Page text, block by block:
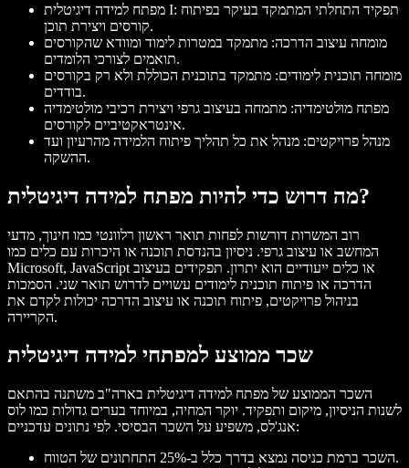
מפתח למידה דיגיטלית I: תפקיד התחלתי המתמקד בעיקר בפיתוח
קורסים ויצירת תוכן.
מומחה עיצוב הדרכה: מתמקד במטרות לימוד ומוודא שהקורסים
תואמים לצורכי הלומדים.
מומחה תוכנית לימודים: מתמקד בתוכנית הכוללת ולא רק בקורסים
בודדים.
מפתח מולטימדיה: מתמחה בעיצוב גרפי ויצירת רכיבי מולטימדיה
אינטראקטיביים לקורסים.
מנהל פרויקטים: מנהל את כל תהליך פיתוח הלמידה מהרעיון ועד
ההשקה.
מה דרוש כדי להיות מפתח למידה דיגיטלית?
רוב המשרות דורשות לפחות תואר ראשון רלוונטי כמו חינוך, מדעי
המחשב או עיצוב גרפי. ניסיון בהנדסת תוכנה או היכרות עם כלים כמו
Microsoft, JavaScript או כלים ייעודיים הוא יתרון. תפקידים בעיצוב
הדרכה או פיתוח תוכנית לימודים עשויים לדרוש תואר שני. הסמכות
בניהול פרויקטים, פיתוח תוכנה או עיצוב הדרכה יכולות לקדם את
הקריירה.
שכר ממוצע למפתחי למידה דיגיטלית
השכר הממוצע של מפתח למידה דיגיטלית בארה"ב משתנה בהתאם
לשנות הניסיון, מיקום ותפקיד. יוקר המחיה, במיוחד בערים גדולות כמו לוס
אנג'לס, משפיע על השכר הבסיסי. לפי נתונים עדכניים:
השכר ברמת כניסה נמצא בדרך כלל ב-25% התחתונים של הטווח.